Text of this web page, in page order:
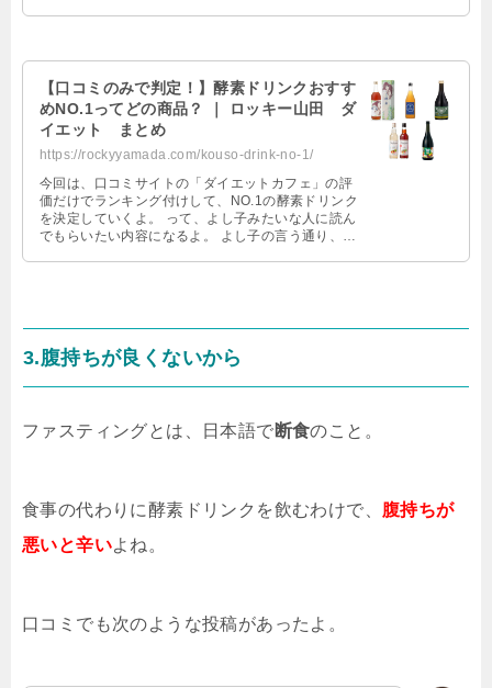
【口コミのみで判定！】酵素ドリンクおすす
めNO.1ってどの商品？ ｜ ロッキー山田 ダ
イエット まとめ
https://rockyyamada.com/kouso-drink-no-1/
今回は、口コミサイトの「ダイエットカフェ」の評
価だけでランキング付けして、NO.1の酵素ドリンク
を決定していくよ。 って、よし子みたいな人に読ん
でもらいたい内容になるよ。 よし子の言う通り、紹
3.腹持ちが良くないから
ファスティングとは、日本語で断食のこと。
食事の代わりに酵素ドリンクを飲むわけで、 腹持ちが
悪いと辛いよね。
口コミでも次のような投稿があったよ。